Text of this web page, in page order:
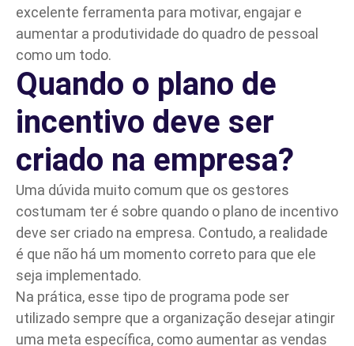
excelente ferramenta para motivar, engajar e
aumentar a produtividade do quadro de pessoal
como um todo.
Quando o plano de
incentivo deve ser
criado na empresa?
Uma dúvida muito comum que os gestores
costumam ter é sobre quando o plano de incentivo
deve ser criado na empresa. Contudo, a realidade
é que não há um momento correto para que ele
seja implementado.
Na prática, esse tipo de programa pode ser
utilizado sempre que a organização desejar atingir
uma meta específica, como aumentar as vendas